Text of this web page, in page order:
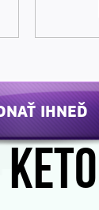
IHNEĎ
KETO